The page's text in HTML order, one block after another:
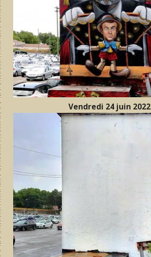
Vendredi 24 juin 2022